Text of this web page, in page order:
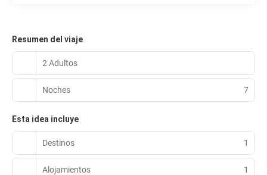
Resumen del viaje
2 Adultos
Noches 7
Esta idea incluye
Destinos 1
Alojamientos 1